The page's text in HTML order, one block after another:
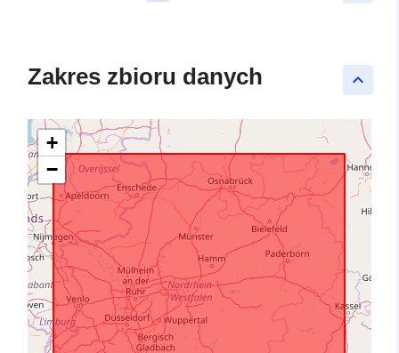
keyboard_arrow_up
Zakres zbioru danych
+
−